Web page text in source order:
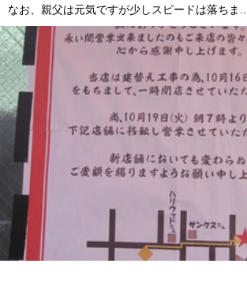
なお、親父は元気ですが少しスピードは落ちま...